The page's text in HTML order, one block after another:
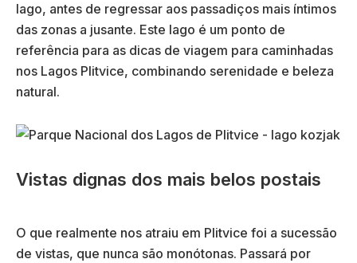
lago, antes de regressar aos passadiços mais íntimos
das zonas a jusante. Este lago é um ponto de
referência para as dicas de viagem para caminhadas
nos Lagos Plitvice, combinando serenidade e beleza
natural.
Vistas dignas dos mais belos postais
O que realmente nos atraiu em Plitvice foi a sucessão
de vistas, que nunca são monótonas. Passará por